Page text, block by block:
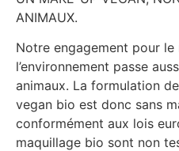
ANIMAUX.
Notre engagement pour
l’environnement passe
animaux. La formulation
vegan bio est donc sans
conformément aux lois
maquillage bio sont non